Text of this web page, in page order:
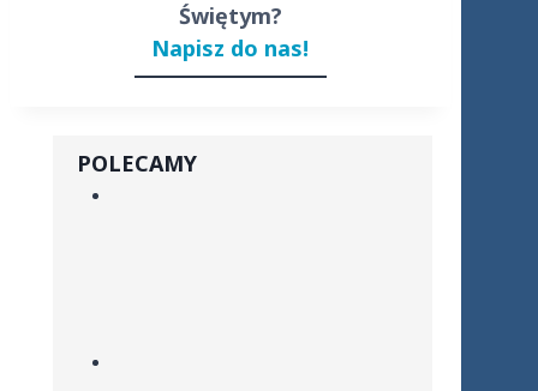
Świętym?
Napisz do nas!
POLECAMY